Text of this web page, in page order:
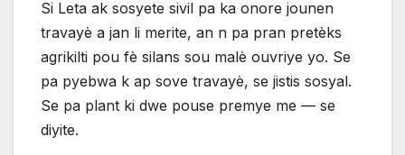
Si Leta ak sosyete sivil pa ka onore jounen
travayè a jan li merite, an n pa pran pretèks
agrikilti pou fè silans sou malè ouvriye yo. Se
pa pyebwa k ap sove travayè, se jistis sosyal.
Se pa plant ki dwe pouse premye me — se
diyite.